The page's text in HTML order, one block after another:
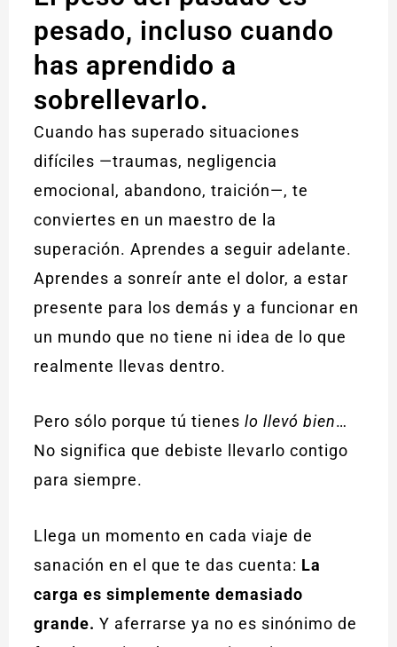
pesado, incluso cuando
has aprendido a
sobrellevarlo.
Cuando has superado situaciones
difíciles —traumas, negligencia
emocional, abandono, traición—, te
conviertes en un maestro de la
superación. Aprendes a seguir adelante.
Aprendes a sonreír ante el dolor, a estar
presente para los demás y a funcionar en
un mundo que no tiene ni idea de lo que
realmente llevas dentro.
Pero sólo porque tú tieneslo llevó bien…
No significa que debiste llevarlo contigo
para siempre.
Llega un momento en cada viaje de
sanación en el que te das cuenta: La
carga es simplemente demasiado
grande. Y aferrarse ya no es sinónimo de